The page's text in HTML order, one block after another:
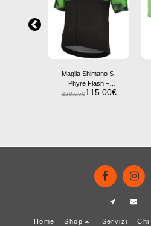
Maglia Shimano S-
Phyre Flash –
Performance
229.95€115.00€
Home Shop Servizi Chi